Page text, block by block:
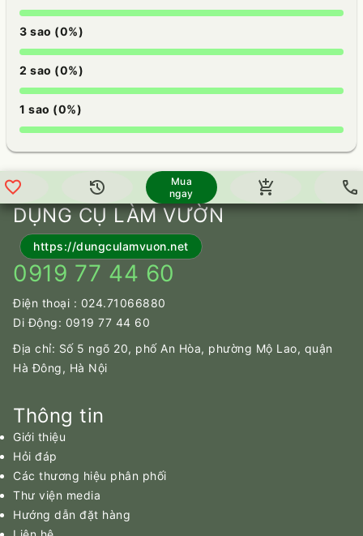
3 sao (0%)
2 sao (0%)
1 sao (0%)
favorite history
Mua
ngay
add_shopping_cart call
Lên trên
DỤNG CỤ LÀM VƯỜN
https://dungculamvuon.net
0919 77 44 60
Điện thoại : 024.71066880
Di Động: 0919 77 44 60
Địa chỉ: Số 5 ngõ 20, phố An Hòa, phường Mộ Lao, quận
Hà Đông, Hà Nội
Thông tin
Giới thiệu
Hỏi đáp
Các thương hiệu phân phối
Thư viện media
Hướng dẫn đặt hàng